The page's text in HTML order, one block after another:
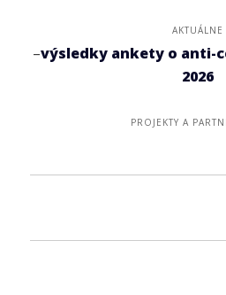
AKTUÁLNE
–výsledky ankety o anti-
2026
PROJEKTY A